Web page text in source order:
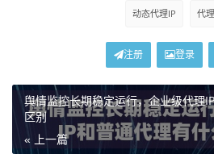
只要能发出请求、拿到响应，代
实际上，代理IP的质量差异远比
所谓纯净度，指的是这个IP地址
录"干不干净。一个被大量用于垃
动态代理IP 代
注册 登录
舆情监控长期稳定运行，企业级代理
区别
« 上一篇